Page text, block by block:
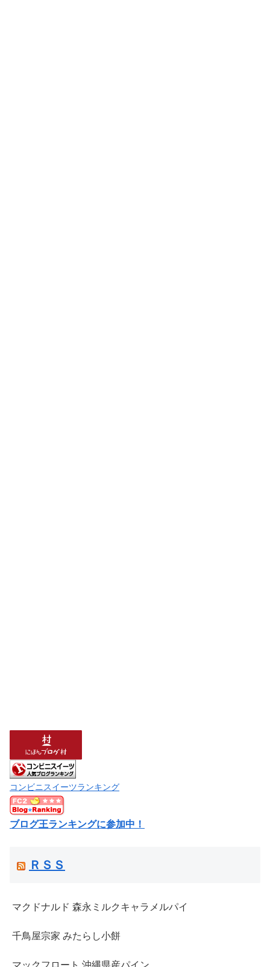
コンビニスイーツランキング
ブログ王ランキングに参加中！
ＲＳＳ
マクドナルド 森永ミルクキャラメルパイ
千鳥屋宗家 みたらし小餅
マックフロート 沖縄県産パイン